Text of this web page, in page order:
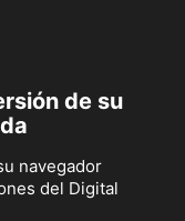
de su
navegador
del Digital